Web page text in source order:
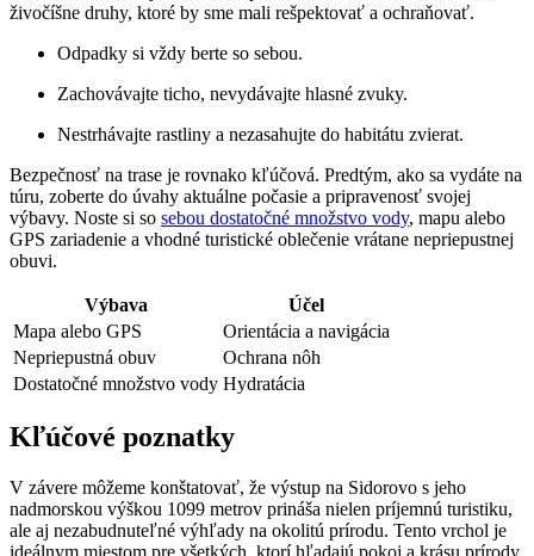
živočíšne druhy, ktoré by sme mali rešpektovať a ochraňovať.
Odpadky si vždy berte so sebou.
Zachovávajte ticho, nevydávajte hlasné zvuky.
Nestrhávajte rastliny a nezasahujte do habitátu zvierat.
Bezpečnosť na trase je rovnako kľúčová. Predtým, ako sa vydáte na
túru, zoberte do úvahy aktuálne počasie a pripravenosť svojej
výbavy. Noste si so sebou dostatočné množstvo vody, mapu alebo
GPS zariadenie a vhodné turistické oblečenie vrátane nepriepustnej
obuvi.
Výbava
Účel
Mapa alebo GPS
Orientácia a navigácia
Nepriepustná obuv
Ochrana nôh
Dostatočné množstvo vody Hydratácia
Kľúčové poznatky
V závere môžeme konštatovať, že výstup na Sidorovo s jeho
nadmorskou výškou 1099 metrov prináša nielen príjemnú turistiku,
ale aj nezabudnuteľné výhľady na okolitú prírodu. Tento vrchol je